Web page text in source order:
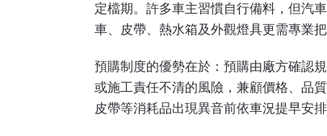
定檔期。許多車主習慣自行備料，但汽
車、皮帶、熱水箱及外觀燈具更需專業把
預購制度的優勢在於：預購由廠方確認
或施工責任不清的風險，兼顧價格、品
皮帶等消耗品出現異音前依車況提早安